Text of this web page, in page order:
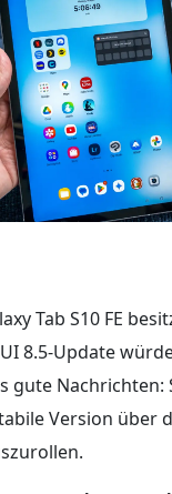
Tab S10 FE
8.5-Update
gute Nachrichten:
Version über